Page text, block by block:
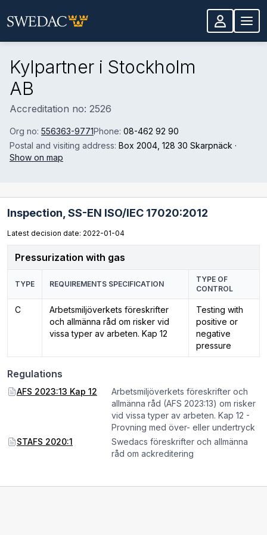
Kylpartner i Stockholm
AB
Accreditation no: 2526
Org no: 556363-9771Phone: 08-462 92 90
Postal and visiting address: Box 2004 , 128 30 Skarpnäck ·
Show on map
Inspection, SS-EN ISO/IEC 17020:2012
Latest decision date: 2022-01-04
Pressurization with gas
TYPE REQUIREMENTS SPECIFICATION
TYPE OF
CONTROL
C
Arbetsmiljöverkets föreskrifter
och allmänna råd om risker vid
vissa typer av arbeten. Kap 12
Testing with
positive or
negative
pressure
Regulations
AFS 2023:13 Kap 12
Arbetsmiljöverkets föreskrifter och
allmänna råd (AFS 2023:13) om risker
vid vissa typer av arbeten. Kap 12 -
Provning med över- eller undertryck
STAFS 2020:1
Swedacs föreskrifter och allmänna
råd om ackreditering